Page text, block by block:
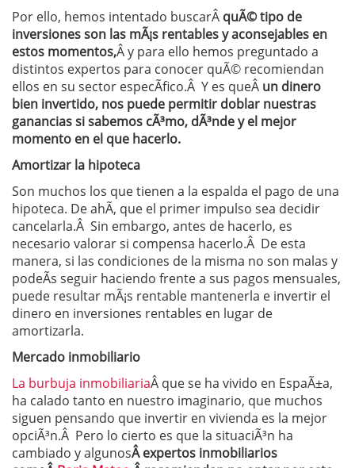
Por ello, hemos intentado buscarÂ quÃ© tipo de
inversiones son las mÃ¡s rentables y aconsejables en
estos momentos,Â y para ello hemos preguntado a
distintos expertos para conocer quÃ© recomiendan
ellos en su sector especÃ­fico.Â Y es queÂ un dinero
bien invertido, nos puede permitir doblar nuestras
ganancias si sabemos cÃ³mo, dÃ³nde y el mejor
momento en el que hacerlo.
Amortizar la hipoteca
Son muchos los que tienen a la espalda el pago de una
hipoteca. De ahÃ­, que el primer impulso sea decidir
cancelarla.Â Sin embargo, antes de hacerlo, es
necesario valorar si compensa hacerlo.Â De esta
manera, si las condiciones de la misma no son malas y
podeÃ­s seguir haciendo frente a sus pagos mensuales,
puede resultar mÃ¡s rentable mantenerla e invertir el
dinero en inversiones rentables en lugar de
amortizarla.
Mercado inmobiliario
La burbuja inmobiliariaÂ que se ha vivido en EspaÃ±a,
ha calado tanto en nuestro imaginario, que muchos
siguen pensando que invertir en vivienda es la mejor
opciÃ³n.Â Pero lo cierto es que la situaciÃ³n ha
cambiado y algunosÂexpertos inmobiliarios